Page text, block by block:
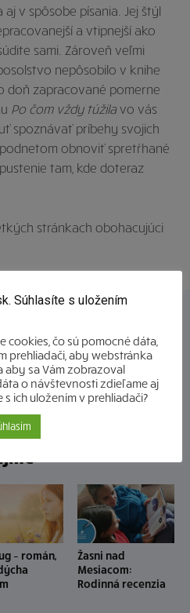
v spôsobe písania. Jej štýl
a vtipnejší ako
sami. Zároveň veľmi
nepôsobilo v knihe
doň zapracované pomerne
Po čom vždy túžilavo vás
spoznávať príbehy svojich
obnoviť spretŕhané
tam, kde doteraz
stránkach obohacujúci
Manželia Dzurňákovci: Sme
hľadači vôní a tvorcovia
príbehov (Scribendi podcast
#036)
– román,
Žasni nad
Mesiacom:
Rodinná recenzia
Súhlasíte s uložením
cookies, čo sú pomocné dáta,
prehliadači, aby webstránka
sa Vám zobrazoval
o návštevnosti zdieľame aj
s ich uložením v prehliadači?